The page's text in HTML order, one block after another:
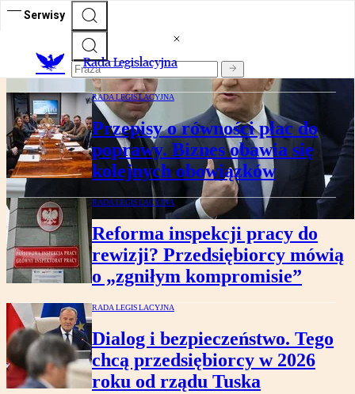
Serwisy
Rada Legislacyjna
RADA LEGISLACYJNA
Eksperci: rewolucje podatkowe szkodzą
biznesowi. Firmy oczekują czegoś innego
RADA LEGISLACYJNA
Przepisy o równości płac do
poprawy. Biznes obawia się
kolejnych obowiązków
RADA LEGISLACYJNA
Reforma inspekcji pracy do
rewizji? Przedsiębiorcy mówią
o „zgniłym kompromisie”
RADA LEGISLACYJNA
Dialog i bezpieczeństwo. Tego
chcą przedsiębiorcy w 2026
roku od rządu Tuska